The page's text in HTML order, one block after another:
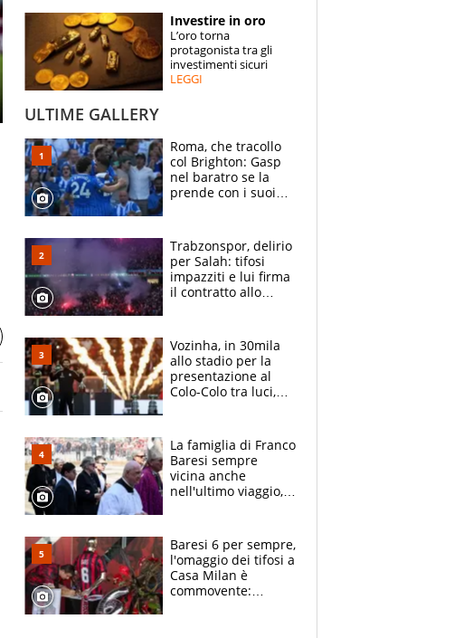
ESPERTI
CONTATTI
Investire in oro
L’oro torna
protagonista tra gli
investimenti sicuri
LEGGI
ULTIME GALLERY
Roma, che tracollo
col Brighton: Gasp
nel baratro se la
prende con i suoi
Trabzonspor, delirio
per Salah: tifosi
impazziti e lui firma
il contratto allo
Vozinha, in 30mila
allo stadio per la
presentazione al
Colo-Colo tra luci,
La famiglia di Franco
Baresi sempre
vicina anche
nell'ultimo viaggio,
circondati
dall'affetto dei tifosi
Baresi 6 per sempre,
l'omaggio dei tifosi a
Casa Milan è
commovente: